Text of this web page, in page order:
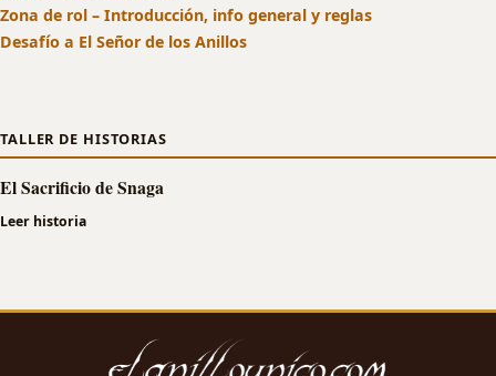
Zona de rol – Introducción, info general y reglas
Desafío a El Señor de los Anillos
TALLER DE HISTORIAS
El Sacrificio de Snaga
Leer historia